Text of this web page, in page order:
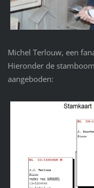
Michel Terlouw, een
Hieronder de
aangeboden: